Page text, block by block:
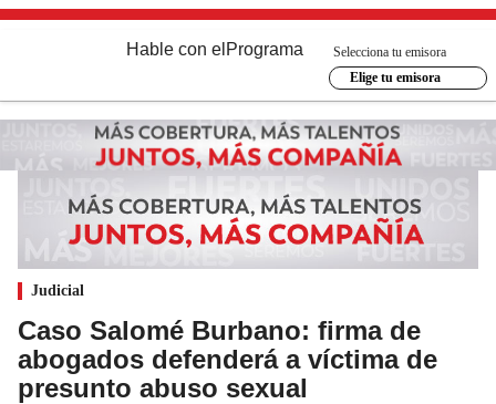
Hable con el Programa
Selecciona tu emisora
Elige tu emisora
Judicial
Caso Salomé Burbano: firma de
abogados defenderá a víctima de
presunto abuso sexual